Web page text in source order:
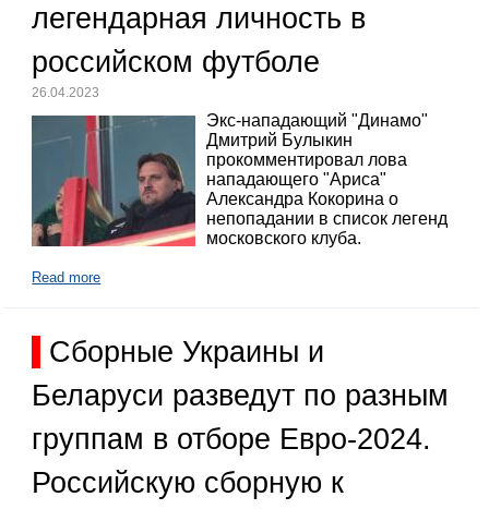
легендарная личность в
российском футболе
26.04.2023
Экс-нападающий "Динамо"
Дмитрий Булыкин
прокомментировал лова
нападающего "Ариса"
Александра Кокорина о
непопадании в список легенд
московского клуба.
Read more
Сборные Украины и
Беларуси разведут по разным
группам в отборе Евро-2024.
Российскую сборную к